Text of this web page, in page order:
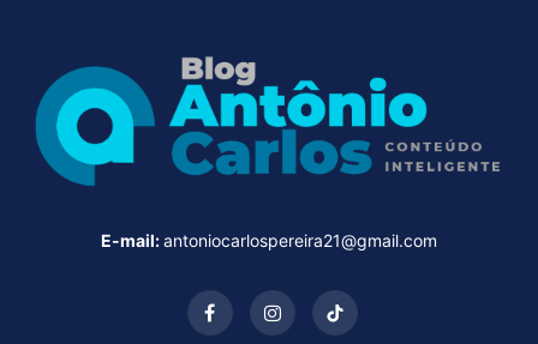
E-mail:antoniocarlospereira21@gmail.com
FacebookInstagramTikTok